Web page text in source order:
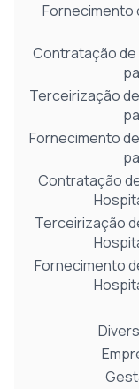
Fornecimento
Contratação de
Terceirização
Fornecimento
Contratação
Terceirização
Fornecimento